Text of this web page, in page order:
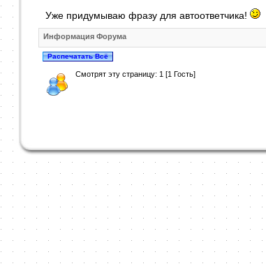
Уже придумываю фразу для автоответчика!
Информация Форума
Смотрят эту страницу: 1 [1 Гость]